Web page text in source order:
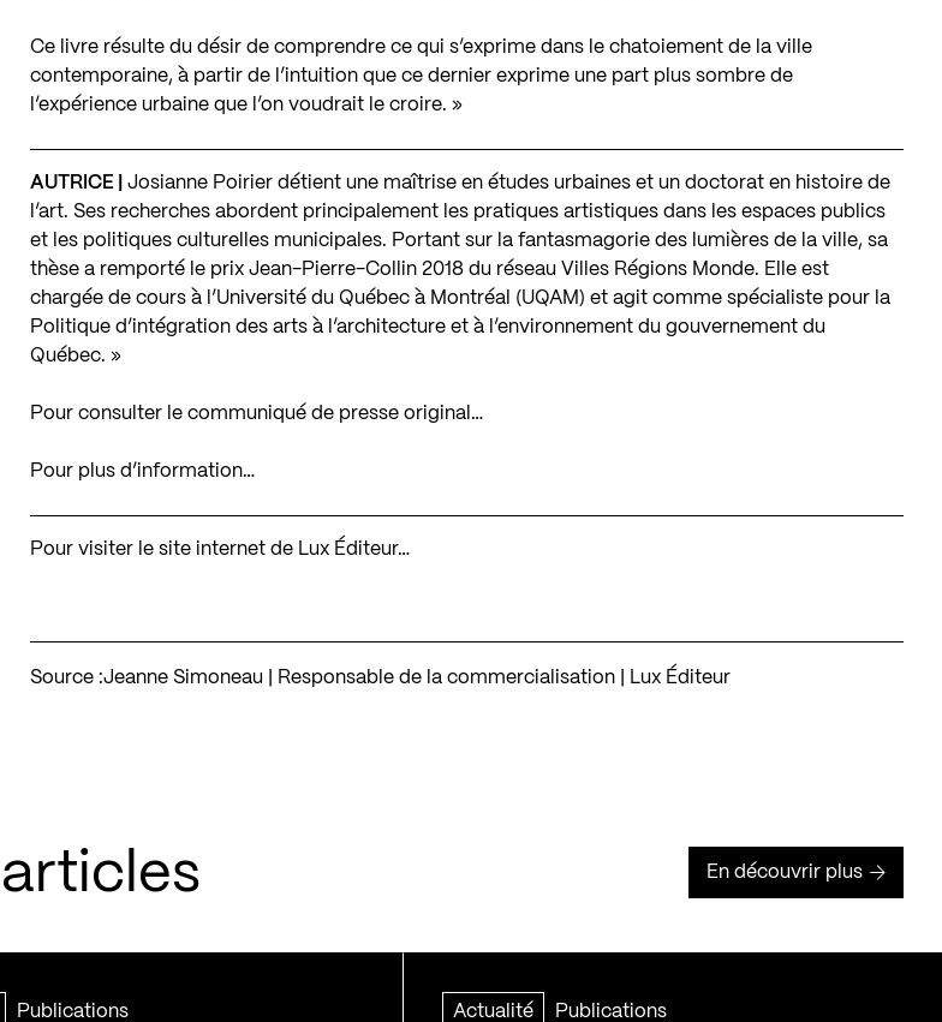
Ce livre résulte du désir de comprendre ce qui s’exprime dans le chatoiement de la ville
contemporaine, à partir de l’intuition que ce dernier exprime une part plus sombre de
l’expérience urbaine que l’on voudrait le croire. »
AUTRICE |
Josianne Poirier détient une maîtrise en études urbaines et un doctorat en histoire de
l’art. Ses recherches abordent principalement les pratiques artistiques dans les espaces publics
et les politiques culturelles municipales. Portant sur la fantasmagorie des lumières de la ville, sa
thèse a remporté le prix Jean-Pierre-Collin 2018 du réseau Villes Régions Monde. Elle est
chargée de cours à l’Université du Québec à Montréal (UQAM) et agit comme spécialiste pour la
Politique d’intégration des arts à l’architecture et à l’environnement du gouvernement du
Québec. »
Pour consulter le communiqué de presse original…
Pour plus d’information…
Pour visiter le site internet de Lux Éditeur…
Source :Jeanne Simoneau | Responsable de la commercialisation | Lux Éditeur
En découvrir plus
Publications Actualité Publications